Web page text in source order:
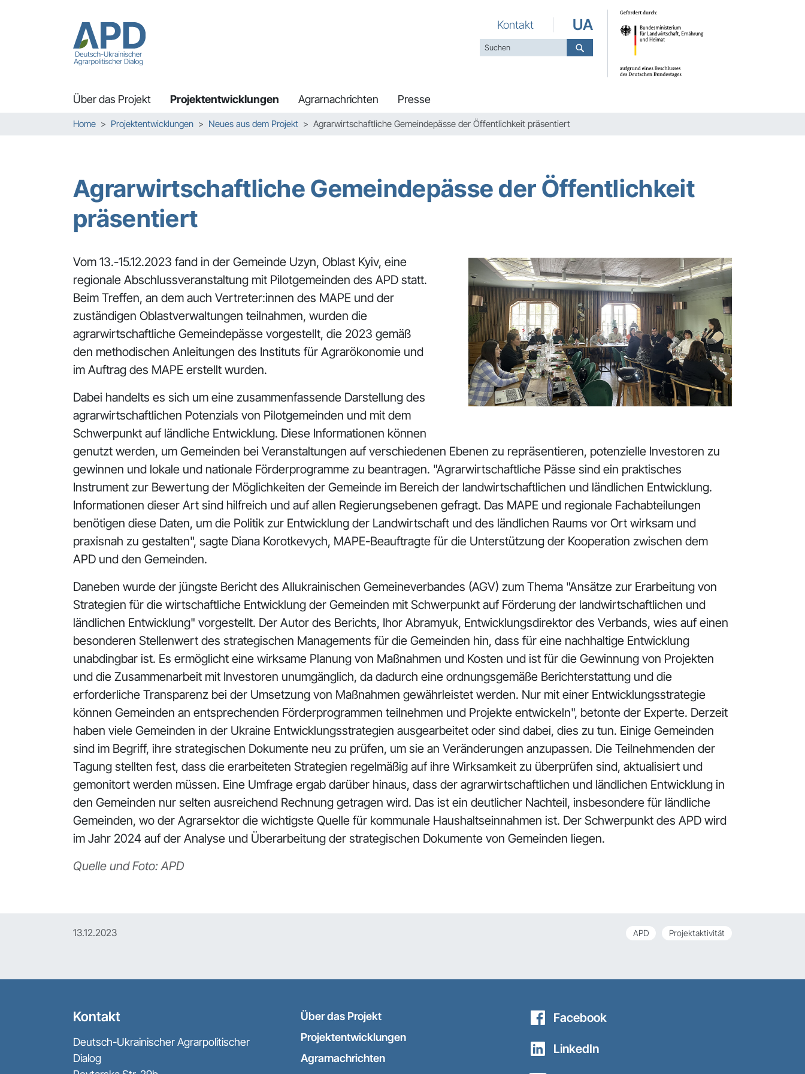
Zum Hauptinhalt springen
Skip to page footer
Über das Projekt Projektentwicklungen Agrarnachrichten Presse
Kontakt UA
Sie sind hier:
Home Projektentwicklungen Neues aus dem Projekt Agrarwirtschaftliche Gemeindepässe der Öffentlichkeit präsentiert
Agrarwirtschaftliche Gemeindepässe der Öffentlichkeit
präsentiert
Vom 13.-15.12.2023 fand in der Gemeinde Uzyn, Oblast Kyiv, eine
regionale Abschlussveranstaltung mit Pilotgemeinden des APD statt.
Beim Treffen, an dem auch Vertreter:innen des MAPE und der
zuständigen Oblastverwaltungen teilnahmen, wurden die
agrarwirtschaftliche Gemeindepässe vorgestellt, die 2023 gemäß
den methodischen Anleitungen des Instituts für Agrarökonomie und
im Auftrag des MAPE erstellt wurden.
Dabei handelts es sich um eine zusammenfassende Darstellung des
agrarwirtschaftlichen Potenzials von Pilotgemeinden und mit dem
Schwerpunkt auf ländliche Entwicklung. Diese Informationen können
genutzt werden, um Gemeinden bei Veranstaltungen auf verschiedenen Ebenen zu repräsentieren, potenzielle Investoren zu
gewinnen und lokale und nationale Förderprogramme zu beantragen. "Agrarwirtschaftliche Pässe sind ein praktisches
Instrument zur Bewertung der Möglichkeiten der Gemeinde im Bereich der landwirtschaftlichen und ländlichen Entwicklung.
Informationen dieser Art sind hilfreich und auf allen Regierungsebenen gefragt. Das MAPE und regionale Fachabteilungen
benötigen diese Daten, um die Politik zur Entwicklung der Landwirtschaft und des ländlichen Raums vor Ort wirksam und
praxisnah zu gestalten", sagte Diana Korotkevych, MAPE-Beauftragte für die Unterstützung der Kooperation zwischen dem
APD und den Gemeinden.
Daneben wurde der jüngste Bericht des Allukrainischen Gemeineverbandes (AGV) zum Thema "Ansätze zur Erarbeitung von
Strategien für die wirtschaftliche Entwicklung der Gemeinden mit Schwerpunkt auf Förderung der landwirtschaftlichen und
ländlichen Entwicklung" vorgestellt. Der Autor des Berichts, Ihor Abramyuk, Entwicklungsdirektor des Verbands, wies auf einen
besonderen Stellenwert des strategischen Managements für die Gemeinden hin, dass für eine nachhaltige Entwicklung
unabdingbar ist. Es ermöglicht eine wirksame Planung von Maßnahmen und Kosten und ist für die Gewinnung von Projekten
und die Zusammenarbeit mit Investoren unumgänglich, da dadurch eine ordnungsgemäße Berichterstattung und die
erforderliche Transparenz bei der Umsetzung von Maßnahmen gewährleistet werden. Nur mit einer Entwicklungsstrategie
können Gemeinden an entsprechenden Förderprogrammen teilnehmen und Projekte entwickeln", betonte der Experte. Derzeit
haben viele Gemeinden in der Ukraine Entwicklungsstrategien ausgearbeitet oder sind dabei, dies zu tun. Einige Gemeinden
sind im Begriff, ihre strategischen Dokumente neu zu prüfen, um sie an Veränderungen anzupassen. Die Teilnehmenden der
Tagung stellten fest, dass die erarbeiteten Strategien regelmäßig auf ihre Wirksamkeit zu überprüfen sind, aktualisiert und
gemonitort werden müssen. Eine Umfrage ergab darüber hinaus, dass der agrarwirtschaftlichen und ländlichen Entwicklung in
den Gemeinden nur selten ausreichend Rechnung getragen wird. Das ist ein deutlicher Nachteil, insbesondere für ländliche
Gemeinden, wo der Agrarsektor die wichtigste Quelle für kommunale Haushaltseinnahmen ist. Der Schwerpunkt des APD wird
im Jahr 2024 auf der Analyse und Überarbeitung der strategischen Dokumente von Gemeinden liegen.
Quelle und Foto: APD
13.12.2023 APD Projektaktivität
Kontakt
Deutsch-Ukrainischer Agrarpolitischer
Dialog
Über das Projekt
Projektentwicklungen
Agrarnachrichten
Facebook
LinkedIn